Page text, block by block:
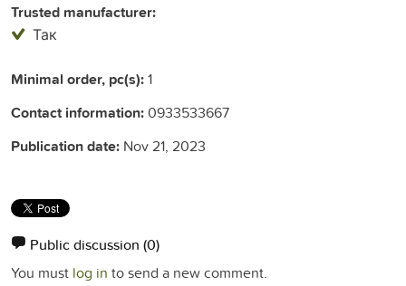
Trusted manufacturer:
Так
Minimal order, pc(s):1
Contact information:0933533667
Publication date: Nov 21, 2023
Public discussion (0)
You must log in to send a new comment.